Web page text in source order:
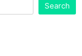
Search